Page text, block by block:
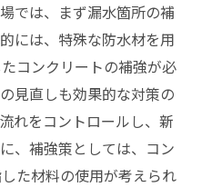
では、まず漏水箇所の補
には、特殊な防水材を用
コンクリートの補強が必
見直しも効果的な対策の
れをコントロールし、新
、補強策としては、コン
た材料の使用が考えられ